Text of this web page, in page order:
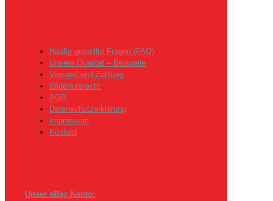
Häufig gestellte Fragen (FAQ)
Unsere Qualitat – Beispiele
Versand und Zahlung
Widerrufsrecht
AGB
Datenschutzerklärung
Impressum
Kontakt
Unser eBay Konto: